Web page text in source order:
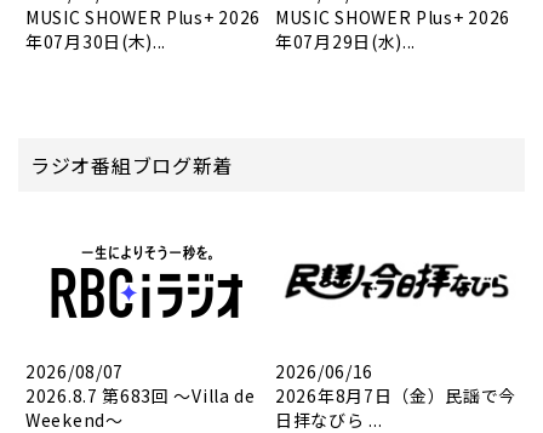
MUSIC SHOWER Plus+ 2026
年07月30日(木)...
MUSIC SHOWER Plus+ 2026
年07月29日(水)...
ラジオ番組ブログ新着
2026/08/07
2026.8.7 第683回 ～Villa de
Weekend～
2026/06/16
2026年8月7日（金）民謡で今
日拝なびら ...